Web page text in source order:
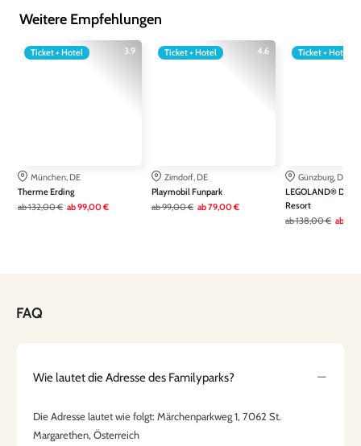
Weitere Empfehlungen
3.9
Ticket + Hotel
München, DE
Therme Erding
ab132,00 € ab99,00 €
4.6
Ticket + Hotel
Zirndorf, DE
Playmobil Funpark
ab99,00 € ab79,00 €
Ticket + Hotel
Günzburg, DE
LEGOLAND®
Resort
ab138,00 € ab
FAQ
Wie lautet die Adresse des Familyparks?
Die Adresse lautet wie folgt: Märchenparkweg 1, 7062 St.
Margarethen, Österreich